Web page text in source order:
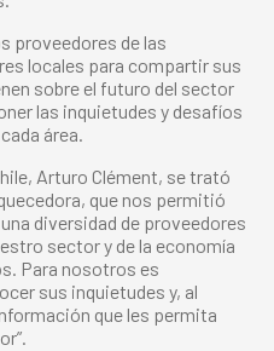
proveedores de las
locales para compartir sus
sobre el futuro del sector
las inquietudes y desafíos
área.
Arturo Clément, se trató
que nos permitió
diversidad de proveedores
sector y de la economía
Para nosotros es
sus inquietudes y, al
que les permita